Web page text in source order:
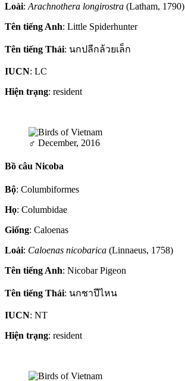
Loài: Arachnothera longirostra (Latham, 1790)
Tên tiếng Anh: Little Spiderhunter
Tên tiếng Thái: นกปลีกล้วยเล็ก
IUCN: LC
Hiện trạng: resident
♂ December, 2016
Bồ câu Nicoba
Bộ: Columbiformes
Họ: Columbidae
Giống: Caloenas
Loài: Caloenas nicobarica (Linnaeus, 1758)
Tên tiếng Anh: Nicobar Pigeon
Tên tiếng Thái: นกชาปีไหน
IUCN: NT
Hiện trạng: resident